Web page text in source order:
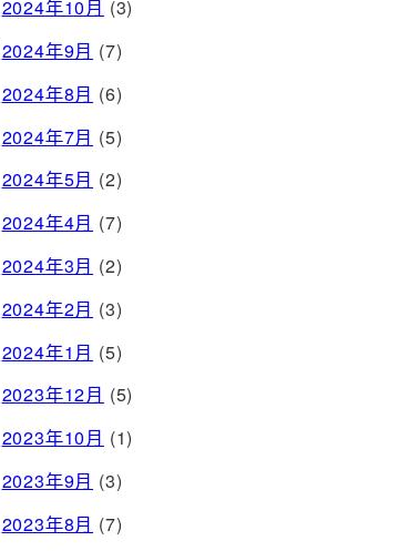
2024年10月 (3)
2024年9月 (7)
2024年8月 (6)
2024年7月 (5)
2024年5月 (2)
2024年4月 (7)
2024年3月 (2)
2024年2月 (3)
2024年1月 (5)
2023年12月 (5)
2023年10月 (1)
2023年9月 (3)
2023年8月 (7)